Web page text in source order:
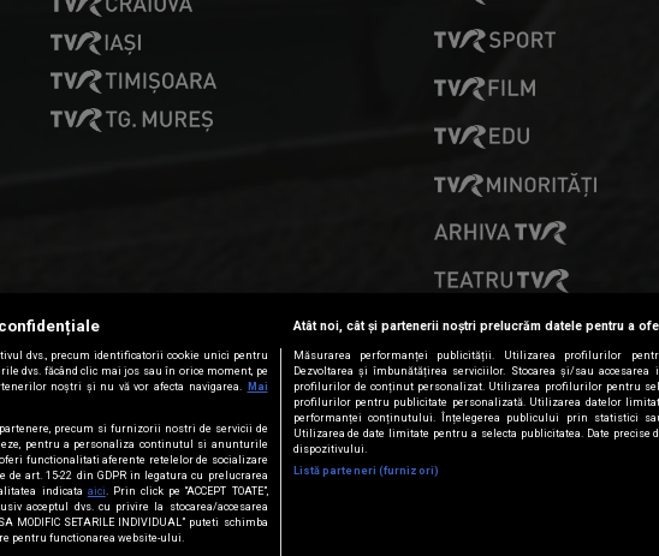
PRESELECȚII
dvs., precum identificatorii cookie unici pentru
dvs. făcând clic mai jos sau în orice moment, pe
noștri și nu vă vor afecta navigarea.
Mai
precum si furnizorii nostri de servicii de
pentru a personaliza continutul si anunturile
functionalitati aferente retelelor de socializare
art. 15-22 din GDPR in legatura cu prelucrarea
indicata aici . Prin click pe “ACCEPT TOATE”,
acceptul dvs. cu privire la stocarea/accesarea
MODIFIC SETARILE INDIVIDUAL” puteti schimba
pentru functionarea website-ului.
Atât noi, cât și partenerii noștri prelucrăm datele pentru a
Măsurarea performanței publicității. Utilizarea profilurilor
Dezvoltarea și îmbunătățirea serviciilor. Stocarea și/sau
profilurilor de conținut personalizat. Utilizarea profilurilor pentru
profilurilor pentru publicitate personalizată. Utilizarea datelor
performanței conținutului. Înțelegerea publicului prin statistici
Utilizarea de date limitate pentru a selecta publicitatea. Date precise
dispozitivului.
Listă parteneri (furnizori)